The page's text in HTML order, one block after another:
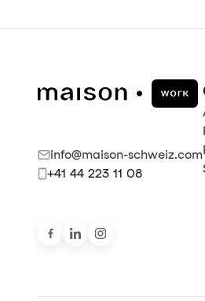
info@maison-schweiz.com
+41 44 223 11 08